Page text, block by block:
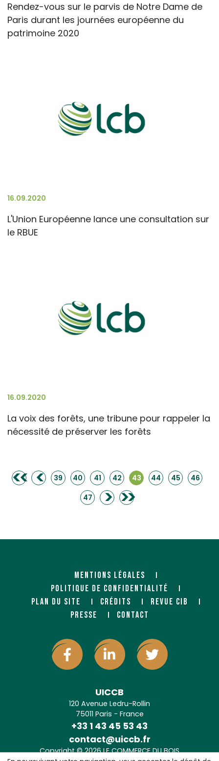
Rendez-vous sur le parvis de Notre Dame de
Paris durant les journées européenne du
patrimoine 2020
16.09.2020
L'Union Européenne lance une consultation sur
le RBUE
16.09.2020
La voix des forêts, une tribune pour rappeler la
nécessité de préserver les forêts
<< < 39 40 41 42 43 44 45
46
47
> >>
MENTIONS LÉGALES
POLITIQUE DE CONFIDENTIALITÉ
PLAN DU SITE
CRÉDITS
REVUE CIB
PRESSE
CONTACT
UICCB
120 Avenue Ledru-Rollin
75011 Paris - France
+33 1 43 45 53 43
contact@uiccb.fr
Copyright © 2026 LE COMMERCE DU BOIS